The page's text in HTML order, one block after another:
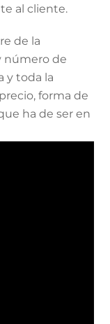
al cliente.
de la
número de
y toda la
forma de
ha de ser en